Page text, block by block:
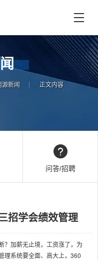
源新闻 正文内容
问答/招聘
招学会绩效管理
？加薪无止境，工资涨了，为
理系统要全面、高大上，360